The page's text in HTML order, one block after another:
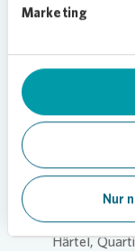
Marketing
Nur
und
dafür, dass
Der
Beispiel für
„Wir
gleichzeitig
und
Härtel,